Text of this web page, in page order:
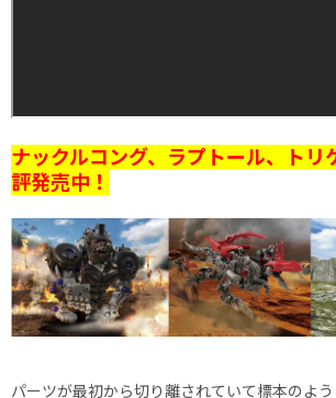
ナックルコング、ラプトール、トリ
評発売中！
パーツが最初から切り離されていて標本のよ